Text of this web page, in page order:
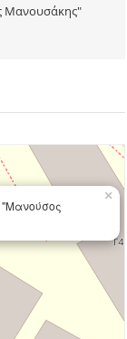
Μανουσάκης"
×
"Μανούσος